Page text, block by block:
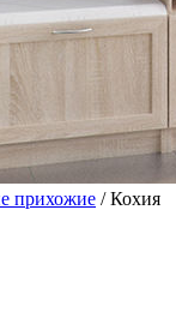
прихожие / Кохия